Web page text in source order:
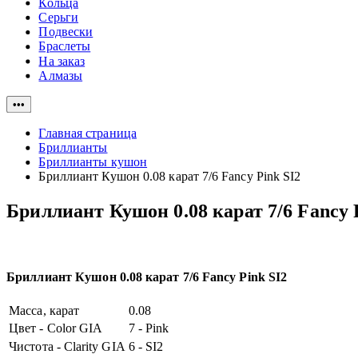
Серьги
Подвески
Браслеты
На заказ
Алмазы
•••
Главная страница
Бриллианты
Бриллианты кушон
Бриллиант Кушон 0.08 карат 7/6 Fancy Pink SI2
Бриллиант Кушон 0.08 карат 7/6 Fancy
Бриллиант Кушон 0.08 карат 7/6 Fancy Pink SI2
Масса, карат
0.08
Цвет - Color GIA
7 - Pink
Чистота - Clarity GIA 6 - SI2